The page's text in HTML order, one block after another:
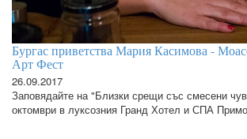
Бургас приветства Мария Касимова -
Арт Фест
26.09.2017
Заповядайте на "Близки срещи със смесени
октомври в луксозния Гранд Хотел и СПА